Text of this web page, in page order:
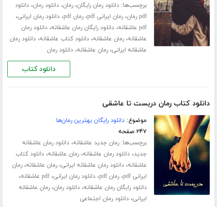
برچسب‌ها:دانلود رمان رایگان،رمان،دانلود رمان،دانلود
pdf رمان
،رمان ایرانی pdf ،رمان pdf ،دانلود رمان ایرانی،
pdf عاشقانه ،دانلود رایگان رمان عاشقانه،دانلود رمان
عاشقانه،رمان عاشقانه،دانلود کتاب عاشقانه،دانلود رمان
عاشقانه ایرانی،رمان عاشقانه،دانلود رمان
دانلود کتاب
دانلود کتاب رمان دربست تا عاشقی
موضوع:دانلود رایگان بهترین رمان‌ها
۲۴۷ صفحه
برچسب‌ها:رمان جدید عاشقانه،دانلود رمان عاشقانه
جدید،دانلود رمان عاشقانه،رمان عاشقانه،دانلود کتاب
عاشقانه،دانلود رمان عاشقانه ایرانی،رمان عاشقانه،رمان
ایرانی pdf
،رمان pdf ،دانلود رمان ایرانی،pdf عاشقانه ،
دانلود رایگان رمان عاشقانه،دانلود رمان،رمان عاشقانه
ایرانی،دانلود رمان اجتماعی